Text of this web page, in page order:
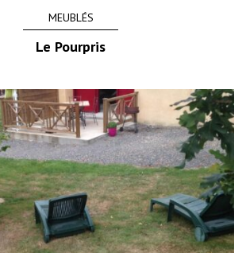
MEUBLÉS
Le Pourpris